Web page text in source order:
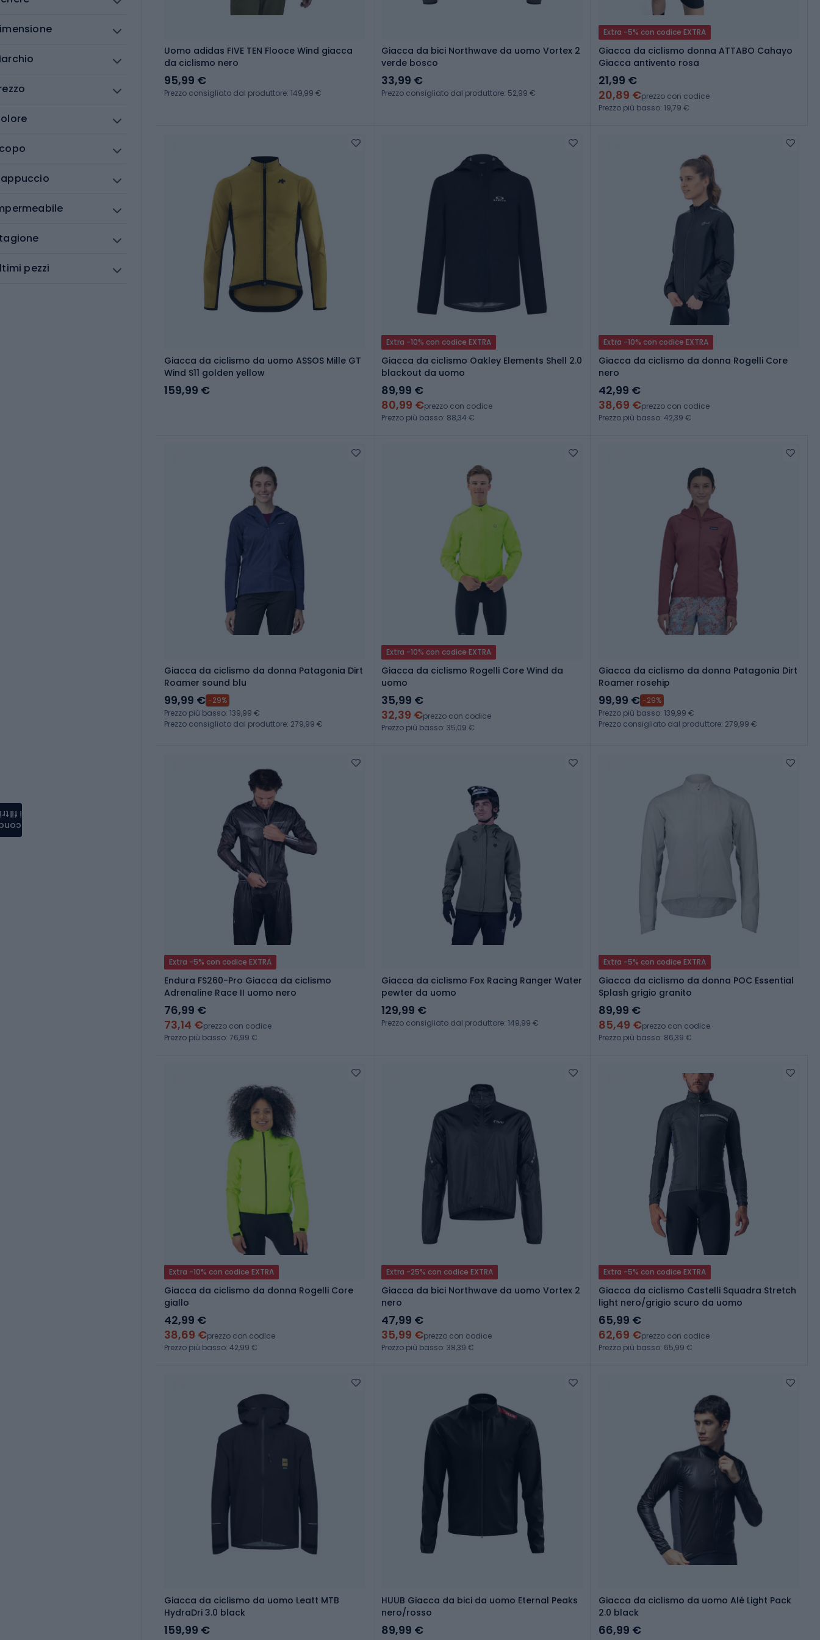
pezzi
Uomo adidas FIVE TEN Flooce Wind giacca
da ciclismo nero
95,99 €
Prezzo consigliato dal produttore: 149,99 €
Giacca da bici Northwave da uomo Vortex 2
verde bosco
33,99 €
Prezzo consigliato dal produttore: 52,99 €
Extra -5% con codice EXTRA
Giacca da ciclismo donna ATTABO Cahayo
Giacca antivento rosa
21,99 €
20,89 €prezzo con codice
Prezzo più basso: 19,79 €
Giacca da ciclismo da uomo ASSOS Mille GT
Wind S11 golden yellow
159,99 €
Extra -10% con codice EXTRA
Giacca da ciclismo Oakley Elements Shell 2.0
blackout da uomo
89,99 €
80,99 €prezzo con codice
Prezzo più basso: 88,34 €
Extra -10% con codice EXTRA
Giacca da ciclismo da donna Rogelli Core
nero
42,99 €
38,69 €prezzo con codice
Prezzo più basso: 42,39 €
Giacca da ciclismo da donna Patagonia Dirt
Roamer sound blu
99,99 € -29%
Prezzo più basso: 139,99 €
Prezzo consigliato dal produttore: 279,99 €
Extra -10% con codice EXTRA
Giacca da ciclismo Rogelli Core Wind da
uomo
35,99 €
32,39 €prezzo con codice
Prezzo più basso: 35,09 €
Giacca da ciclismo da donna Patagonia Dirt
Roamer rosehip
99,99 € -29%
Prezzo più basso: 139,99 €
Prezzo consigliato dal produttore: 279,99 €
Extra -5% con codice EXTRA
Endura FS260-Pro Giacca da ciclismo
Adrenaline Race II uomo nero
76,99 €
73,14 €prezzo con codice
Prezzo più basso: 76,99 €
Giacca da ciclismo Fox Racing Ranger Water
pewter da uomo
129,99 €
Prezzo consigliato dal produttore: 149,99 €
Extra -5% con codice EXTRA
Giacca da ciclismo da donna POC Essential
Splash grigio granito
89,99 €
85,49 €prezzo con codice
Prezzo più basso: 86,39 €
Extra -10% con codice EXTRA
Giacca da ciclismo da donna Rogelli Core
giallo
42,99 €
38,69 €prezzo con codice
Prezzo più basso: 42,99 €
Extra -25% con codice EXTRA
Giacca da bici Northwave da uomo Vortex 2
nero
47,99 €
35,99 €prezzo con codice
Prezzo più basso: 38,39 €
Extra -5% con codice EXTRA
Giacca da ciclismo Castelli Squadra Stretch
light nero/grigio scuro da uomo
65,99 €
62,69 €prezzo con codice
Prezzo più basso: 65,99 €
Giacca da ciclismo da uomo Leatt MTB
HydraDri 3.0 black
159,99 €
HUUB Giacca da bici da uomo Eternal Peaks
nero/rosso
89,99 €
Giacca da ciclismo da uomo Alé Light Pack
2.0 black
66,99 €
i filtri